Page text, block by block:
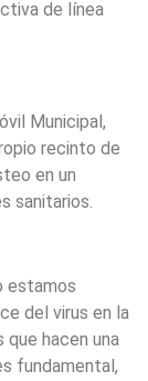
de línea
Municipal,
recinto de
en un
sanitarios.
estamos
del virus en la
que hacen una
fundamental,